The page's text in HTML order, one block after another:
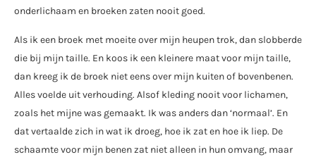
onderlichaam en broeken zaten nooit goed.
Als ik een broek met moeite over mijn heupen trok, dan slobberde
die bij mijn taille. En koos ik een kleinere maat voor mijn taille,
dan kreeg ik de broek niet eens over mijn kuiten of bovenbenen.
Alles voelde uit verhouding. Alsof kleding nooit voor lichamen,
zoals het mijne was gemaakt. Ik was anders dan ‘normaal’. En
dat vertaalde zich in wat ik droeg, hoe ik zat en hoe ik liep. De
schaamte voor mijn benen zat niet alleen in hun omvang, maar